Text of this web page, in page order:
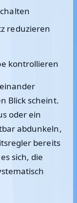
reduzieren
kontrollieren
Blick scheint.
oder ein
abdunkeln,
bereits
sich, die